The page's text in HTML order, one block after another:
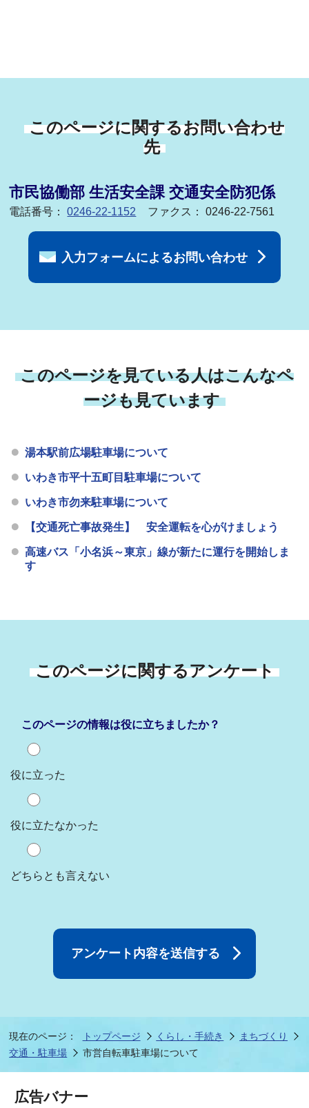
このページに関するお問い合わせ
先
市民協働部 生活安全課 交通安全防犯係
電話番号：0246-22-1152 ファクス： 0246-22-7561
入力フォームによるお問い合わせ
このページを見ている人はこんなペ
ージも見ています
湯本駅前広場駐車場について
いわき市平十五町目駐車場について
いわき市勿来駐車場について
【交通死亡事故発生】 安全運転を心がけましょう
高速バス「小名浜～東京」線が新たに運行を開始しま
す
このページに関するアンケート
このページの情報は役に立ちましたか？
役に立った
役に立たなかった
どちらとも言えない
現在のページ： トップページ くらし・手続き
まちづくり
交通・駐車場
市営自転車駐車場について
広告バナー